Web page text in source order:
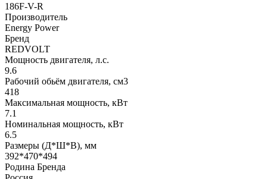
186F-V-R
Производитель
Energy Power
Бренд
REDVOLT
Мощность двигателя, л.с.
9.6
Рабочий обьём двигателя, см3
418
Максимальная мощность, кВт
7.1
Номинальная мощность, кВт
6.5
Размеры (Д*Ш*В), мм
392*470*494
Родина Бренда